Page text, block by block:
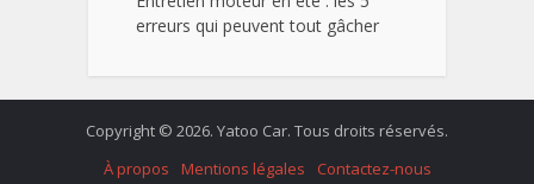
erreurs qui peuvent tout gâcher
Copyright © 2026. Yatoo Car. Tous droits réservés.
À propos
Mentions légales Contactez-nous